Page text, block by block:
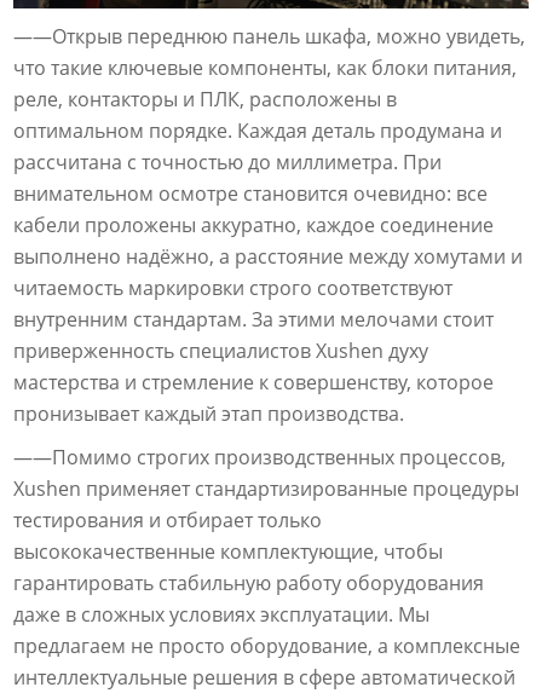
——Открыв переднюю панель шкафа, можно увидеть,
что такие ключевые компоненты, как блоки питания,
реле, контакторы и ПЛК, расположены в
оптимальном порядке. Каждая деталь продумана и
рассчитана с точностью до миллиметра. При
внимательном осмотре становится очевидно: все
кабели проложены аккуратно, каждое соединение
выполнено надёжно, а расстояние между хомутами и
читаемость маркировки строго соответствуют
внутренним стандартам. За этими мелочами стоит
приверженность специалистов Xushen духу
мастерства и стремление к совершенству, которое
пронизывает каждый этап производства.
——Помимо строгих производственных процессов,
Xushen применяет стандартизированные процедуры
тестирования и отбирает только
высококачественные комплектующие, чтобы
гарантировать стабильную работу оборудования
даже в сложных условиях эксплуатации. Мы
предлагаем не просто оборудование, а комплексные
интеллектуальные решения в сфере автоматической